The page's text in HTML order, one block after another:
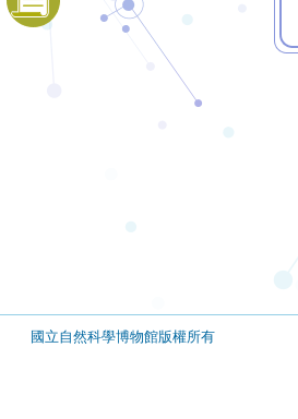
國立自然科學博物館版權所有